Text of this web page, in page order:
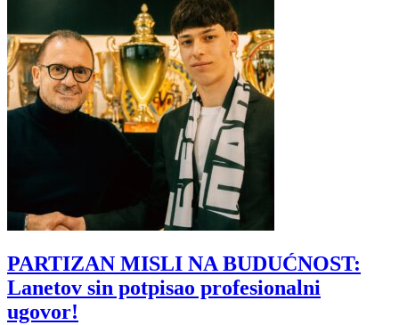
PARTIZAN MISLI NA BUDUĆNOST:
Lanetov sin potpisao profesionalni
ugovor!